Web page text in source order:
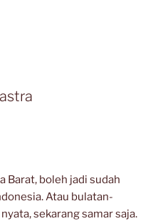
Barat, boleh jadi sudah
Atau bulatan-
sekarang samar saja.